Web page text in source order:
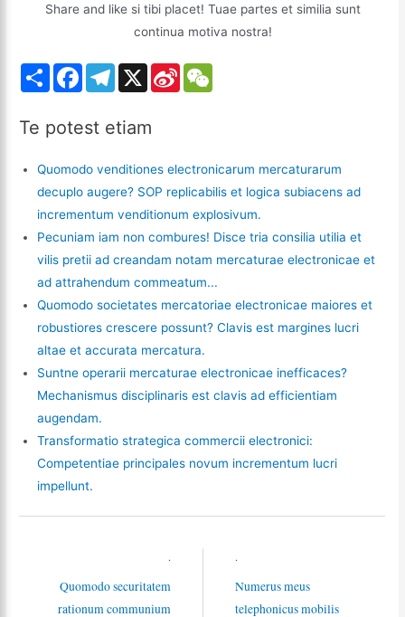
Share and like si tibi placet! Tuae partes et similia sunt
continua motiva nostra!
S
h
e
F
b
k
T
g
m
X
S
b
o
Te potest etiam
Quomodo venditiones electronicarum mercaturarum
decuplo augere? SOP replicabilis et logica subiacens ad
incrementum venditionum explosivum.
Pecuniam iam non combures! Disce tria consilia utilia et
vilis pretii ad creandam notam mercaturae electronicae et
ad attrahendum commeatum...
Quomodo societates mercatoriae electronicae maiores et
robustiores crescere possunt? Clavis est margines lucri
altae et accurata mercatura.
Suntne operarii mercaturae electronicae inefficaces?
Mechanismus disciplinaris est clavis ad efficientiam
augendam.
Transformatio strategica commercii electronici:
Competentiae principales novum incrementum lucri
impellunt.
.
Quomodo securitatem
rationum communium
.
Numerus meus
telephonicus mobilis